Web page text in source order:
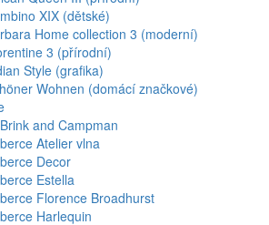
XIX (dětské)
Home collection 3 (moderní)
3 (přírodní)
Style (grafika)
Wohnen (domácí značkové)
and Campman
Atelier vlna
Decor
Estella
Florence Broadhurst
Harlequin